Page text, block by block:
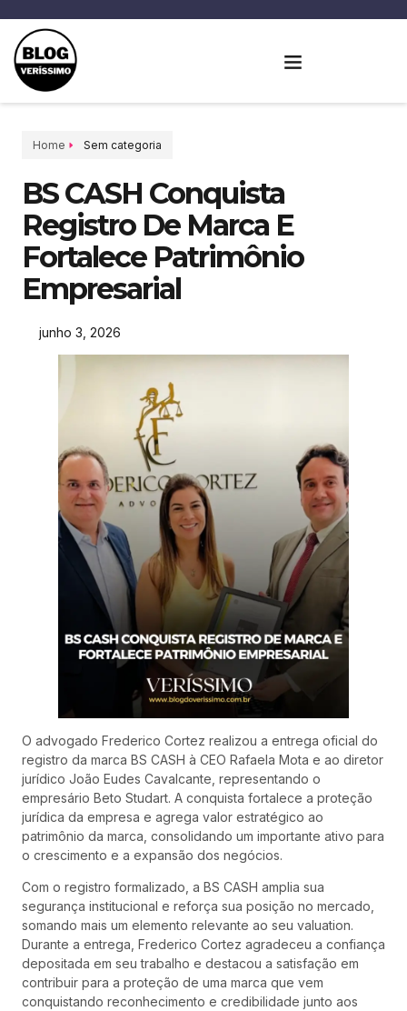
Home Sem categoria
BS CASH Conquista
Registro De Marca E
Fortalece Patrimônio
Empresarial
junho 3, 2026
O advogado Frederico Cortez realizou a entrega oficial do
registro da marca BS CASH à CEO Rafaela Mota e ao diretor
jurídico João Eudes Cavalcante, representando o
empresário Beto Studart. A conquista fortalece a proteção
jurídica da empresa e agrega valor estratégico ao
patrimônio da marca, consolidando um importante ativo para
o crescimento e a expansão dos negócios.
Com o registro formalizado, a BS CASH amplia sua
segurança institucional e reforça sua posição no mercado,
somando mais um elemento relevante ao seu valuation.
Durante a entrega, Frederico Cortez agradeceu a confiança
depositada em seu trabalho e destacou a satisfação em
contribuir para a proteção de uma marca que vem
conquistando reconhecimento e credibilidade junto aos